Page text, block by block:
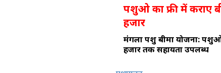
पशुओ का फ्री में कराए
हजार
मंगला पशु बीमा योजना:
हजार तक सहायता उपलब्ध